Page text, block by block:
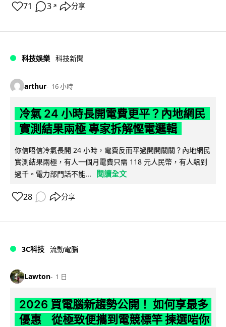
71 3 ↗ 分享
科技娛樂 科技新聞
arthur 16 小時
冷氣 24 小時長開電費更平？內地網民
實測結果兩極 專家拆解慳電邏輯
你信唔信冷氣長開 24 小時，電費反而平過開開關關？內地網民
實測結果兩極，有人一個月電費只需 118 元人民幣，有人飆到
過千。電力部門話不能...
閱讀全文
28 分享
3C科技 流動電腦
Lawton 1 日
2026 買電腦新趨勢公開！ 如何享最多
優惠 從極致便攜到電競標竿 揀選啱你